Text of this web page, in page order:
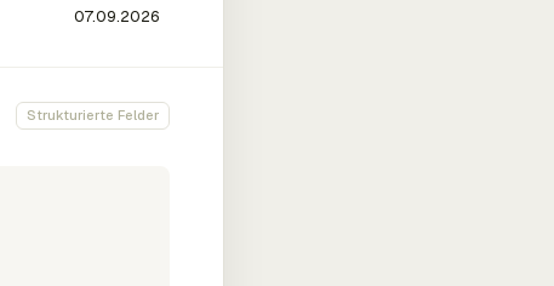
Strukturierte Felder